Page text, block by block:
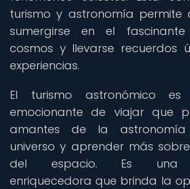
turismo y astronomía permite
sumergirse en el
cosmos y llevarse recuerdos
experiencias.
El turismo astronómico
emocionante de viajar que
amantes de la
universo y aprender más
del espacio. Es una
enriquecedora que brinda la